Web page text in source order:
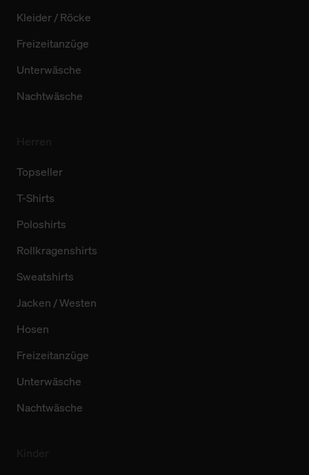
Kleider / Röcke
Freizeitanzüge
Unterwäsche
Nachtwäsche
Topseller
T-Shirts
Poloshirts
Rollkragenshirts
Sweatshirts
Jacken / Westen
Hosen
Freizeitanzüge
Unterwäsche
Nachtwäsche